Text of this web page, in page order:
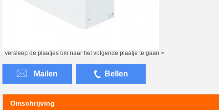
versleep de plaatjes om naar het volgende plaatje te gaan >
Mailen Bellen
Omschrijving